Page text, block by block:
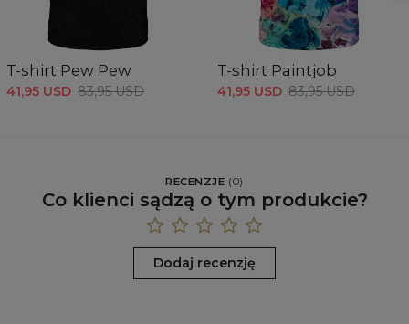
T-shirt Pew Pew
41,95 USD 83,95 USD
T-shirt Paintjob
41,95 USD 83,95 USD
RECENZJE (0)
Co klienci sądzą o tym produkcie?
Dodaj recenzję